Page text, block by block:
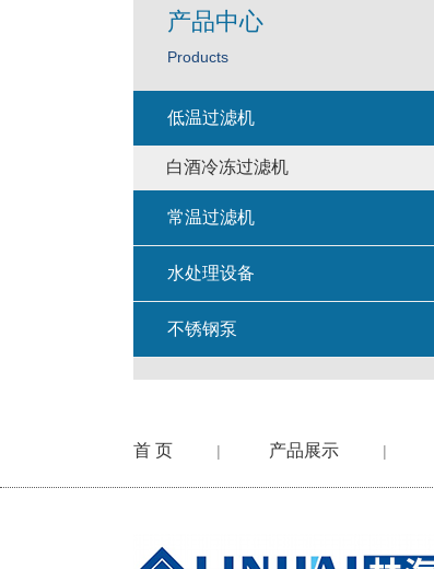
产品中心
Products
低温过滤机
白酒冷冻过滤机
常温过滤机
水处理设备
不锈钢泵
首 页 | 产品展示 |